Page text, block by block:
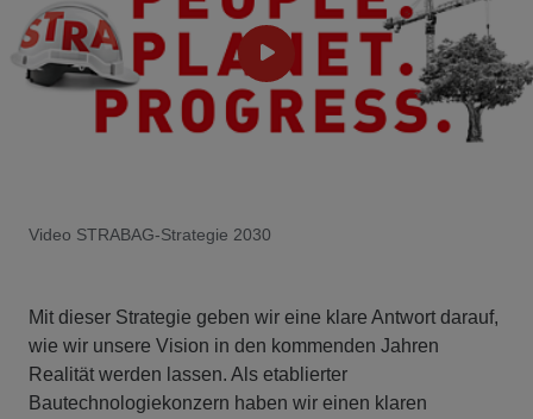
Video STRABAG-Strategie 2030
Mit dieser Strategie geben wir eine klare Antwort darauf,
wie wir unsere Vision in den kommenden Jahren
Realität werden lassen. Als etablierter
Bautechnologiekonzern haben wir einen klaren